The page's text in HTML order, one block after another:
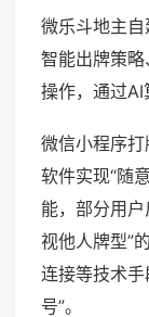
微乐斗地主自
智能出牌策
操作，通过AI
微信小程序
软件实现“随
能，部分用户
视他人牌型”
连接等技术手
号”。